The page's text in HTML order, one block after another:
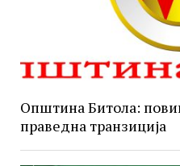
Општина Битола:
праведна транзиција